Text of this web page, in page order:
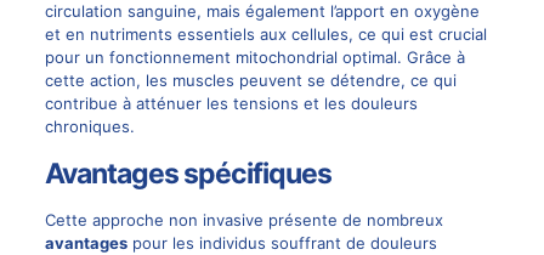
circulation sanguine, mais également l’apport en oxygène
et en nutriments essentiels aux cellules, ce qui est crucial
pour un fonctionnement mitochondrial optimal. Grâce à
cette action, les muscles peuvent se détendre, ce qui
contribue à atténuer les tensions et les douleurs
chroniques.
Avantages spécifiques
Cette approche non invasive présente de nombreux
avantagespour les individus souffrant de douleurs